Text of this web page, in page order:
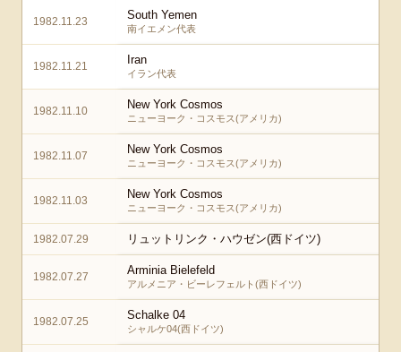
1982.11.23 South Yemen
南イエメン代表
1982.11.21 Iran
イラン代表
1982.11.10 New York Cosmos
ニューヨーク・コスモス(アメリカ)
1982.11.07 New York Cosmos
ニューヨーク・コスモス(アメリカ)
1982.11.03 New York Cosmos
ニューヨーク・コスモス(アメリカ)
1982.07.29 リュットリンク・ハウゼン(西ドイツ)
1982.07.27 Arminia Bielefeld
アルメニア・ビーレフェルト(西ドイツ)
1982.07.25 Schalke 04
シャルケ04(西ドイツ)